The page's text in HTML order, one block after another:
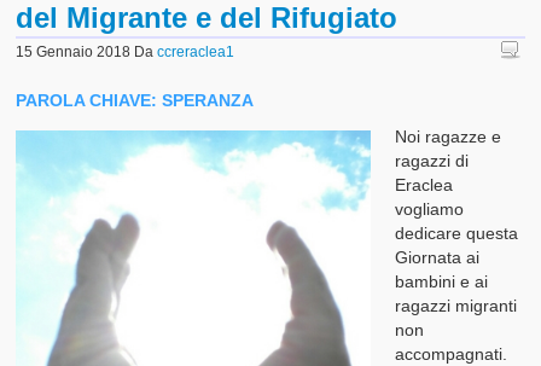
del Migrante e del Rifugiato
15 Gennaio 2018 Daccreraclea1
PAROLA CHIAVE: SPERANZA
Noi ragazze e
ragazzi di
Eraclea
vogliamo
dedicare questa
Giornata ai
bambini e ai
ragazzi migranti
non
accompagnati.